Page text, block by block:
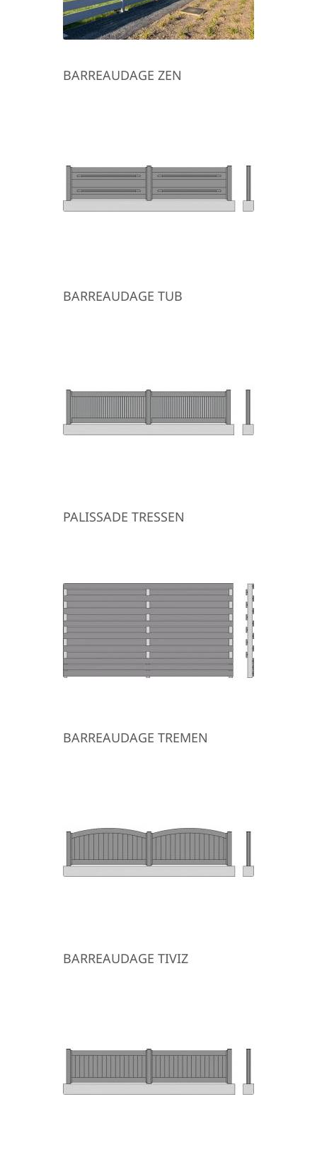
BARREAUDAGE ZEN
BARREAUDAGE TUB
PALISSADE TRESSEN
BARREAUDAGE TREMEN
BARREAUDAGE TIVIZ